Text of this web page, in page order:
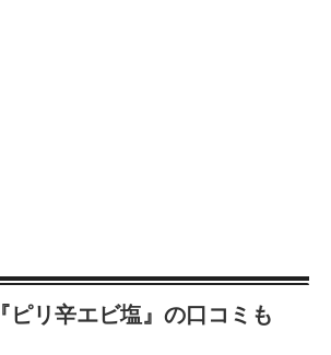
ピリ辛エビ塩』の口コミも